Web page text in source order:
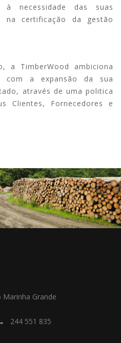
à necessidade das suas
na certificação da gestão
a TimberWood ambiciona
com a expansão da sua
através de uma politica
Clientes, Fornecedores e
Marinha Grande
244 551 835